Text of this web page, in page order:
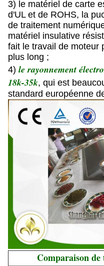
3) le matériel de carte
d'UL et de ROHS, la
de traitement
matériel insulative
fait le travail de moteur
plus long ;
4) le rayonnement
18k-35k, qui est
standard européenne
Comparaison de